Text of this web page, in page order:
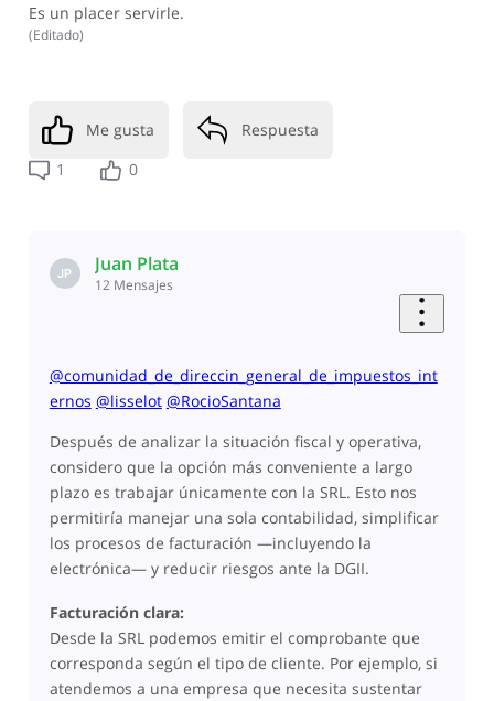
Es un placer servirle.
(Editado)
Me gusta
Respuesta
1
0
JP Juan Plata
12 Mensajes
@comunidad_de_direccin_general_de_impuestos_int
ernos @lisselot @RocioSantana
Después de analizar la situación fiscal y operativa,
considero que la opción más conveniente a largo
plazo es trabajar únicamente con la SRL. Esto nos
permitiría manejar una sola contabilidad, simplificar
los procesos de facturación —incluyendo la
electrónica— y reducir riesgos ante la DGII.
Facturación clara:
Desde la SRL podemos emitir el comprobante que
corresponda según el tipo de cliente. Por ejemplo, si
atendemos a una empresa que necesita sustentar